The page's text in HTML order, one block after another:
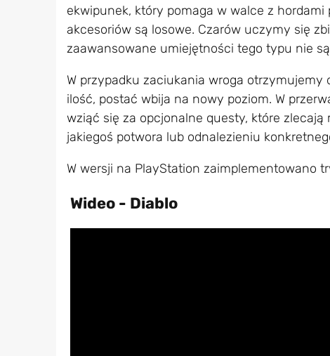
ekwipunek, który pomaga w walce z
akcesoriów są losowe. Czarów uczymy się
zaawansowane umiejętności tego typu nie
W przypadku zaciukania wroga
ilość, postać wbija na nowy poziom. W
wziąć się za opcjonalne questy, które
jakiegoś potwora lub odnalezieniu
W wersji na PlayStation zaimplementowano
Wideo - Diablo